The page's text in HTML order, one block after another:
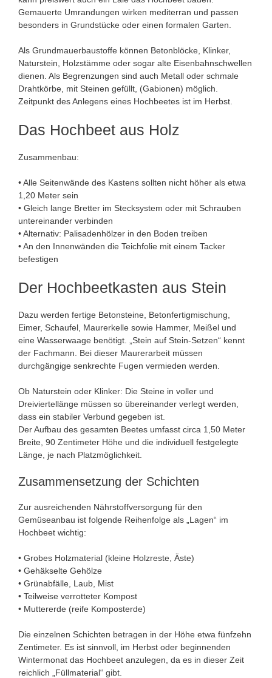
Gemauerte Umrandungen wirken mediterran und passen
besonders in Grundstücke oder einen formalen Garten.
Als Grundmauerbaustoffe können Betonblöcke, Klinker,
Naturstein, Holzstämme oder sogar alte Eisenbahnschwellen
dienen. Als Begrenzungen sind auch Metall oder schmale
Drahtkörbe, mit Steinen gefüllt, (Gabionen) möglich.
Zeitpunkt des Anlegens eines Hochbeetes ist im Herbst.
Das Hochbeet aus Holz
Zusammenbau:
• Alle Seitenwände des Kastens sollten nicht höher als etwa
1,20 Meter sein
• Gleich lange Bretter im Stecksystem oder mit Schrauben
untereinander verbinden
• Alternativ: Palisadenhölzer in den Boden treiben
• An den Innenwänden die Teichfolie mit einem Tacker
befestigen
Der Hochbeetkasten aus Stein
Dazu werden fertige Betonsteine, Betonfertigmischung,
Eimer, Schaufel, Maurerkelle sowie Hammer, Meißel und
eine Wasserwaage benötigt. „Stein auf Stein-Setzen“ kennt
der Fachmann. Bei dieser Maurerarbeit müssen
durchgängige senkrechte Fugen vermieden werden.
Ob Naturstein oder Klinker: Die Steine in voller und
Dreiviertellänge müssen so übereinander verlegt werden,
dass ein stabiler Verbund gegeben ist.
Der Aufbau des gesamten Beetes umfasst circa 1,50 Meter
Breite, 90 Zentimeter Höhe und die individuell festgelegte
Länge, je nach Platzmöglichkeit.
Zusammensetzung der Schichten
Zur ausreichenden Nährstoffversorgung für den
Gemüseanbau ist folgende Reihenfolge als „Lagen“ im
Hochbeet wichtig:
• Grobes Holzmaterial (kleine Holzreste, Äste)
• Gehäkselte Gehölze
• Grünabfälle, Laub, Mist
• Teilweise verrotteter Kompost
• Muttererde (reife Komposterde)
Die einzelnen Schichten betragen in der Höhe etwa fünfzehn
Zentimeter. Es ist sinnvoll, im Herbst oder beginnenden
Wintermonat das Hochbeet anzulegen, da es in dieser Zeit
reichlich „Füllmaterial“ gibt.